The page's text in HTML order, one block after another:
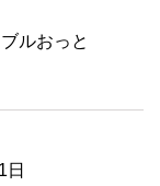
ルおっと
日